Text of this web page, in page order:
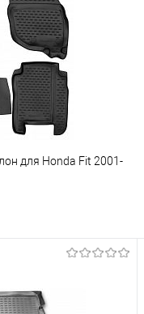
Сравнение
Под заказ
для Honda Fit 2001-